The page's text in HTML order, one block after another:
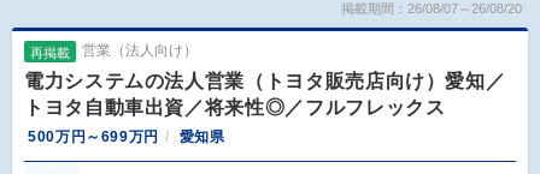
掲載期間：26/08/07～26/08/20
再掲載 営業（法人向け）
電力システムの法人営業（トヨタ販売店向け）愛知／
トヨタ自動車出資／将来性◎／フルフレックス
500万円～699万円 愛知県